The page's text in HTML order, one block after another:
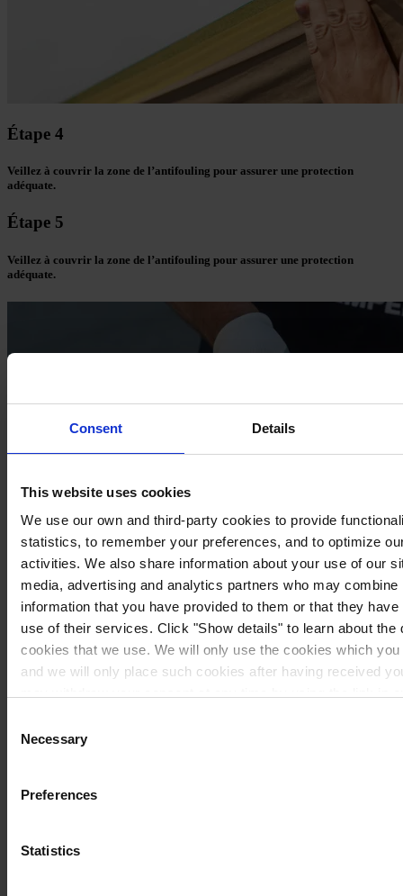
Consent Details
This website uses cookies
We use our own and third-party cookies to provide
statistics, to remember your preferences, and to optimize
activities. We also share information about your use of our
media, advertising and analytics partners who may combine
information that you have provided to them or that they
use of their services. Click "Show details" to learn about the
cookies that we use. We will only use the cookies which
and we will only place such cookies after having received
ourPrivacy Notice
Selection
Necessary
Preferences
Statistics
Étape 4
Veillez à couvrir la zone de l’antifouling pour assurer une protection
adéquate.
Étape 5
Veillez à couvrir la zone de l’antifouling pour assurer une protection
adéquate.